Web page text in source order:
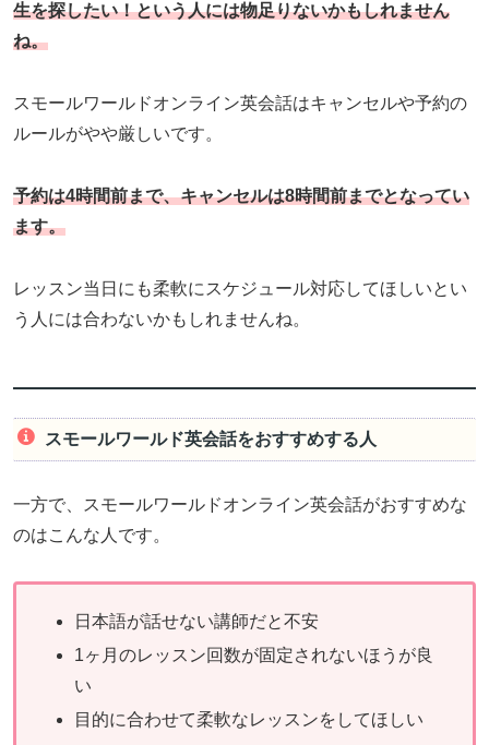
生を探したい！という人には物足りないかもしれません
ね。
スモールワールドオンライン英会話はキャンセルや予約の
ルールがやや厳しいです。
予約は4時間前まで、キャンセルは8時間前までとなってい
ます。
レッスン当日にも柔軟にスケジュール対応してほしいとい
う人には合わないかもしれませんね。
スモールワールド英会話をおすすめする人
一方で、スモールワールドオンライン英会話がおすすめな
のはこんな人です。
日本語が話せない講師だと不安
1ヶ月のレッスン回数が固定されないほうが良
い
目的に合わせて柔軟なレッスンをしてほしい